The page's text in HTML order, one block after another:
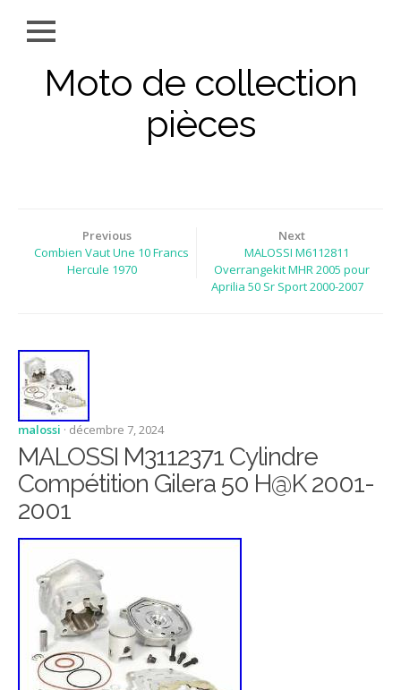
Moto de collection
pièces
Previous
Combien Vaut Une 10 Francs
Hercule 1970
Next
MALOSSI M6112811
Overrangekit MHR 2005 pour
Aprilia 50 Sr Sport 2000-2007
malossi · décembre 7, 2024
MALOSSI M3112371 Cylindre
Compétition Gilera 50 H@K 2001-
2001